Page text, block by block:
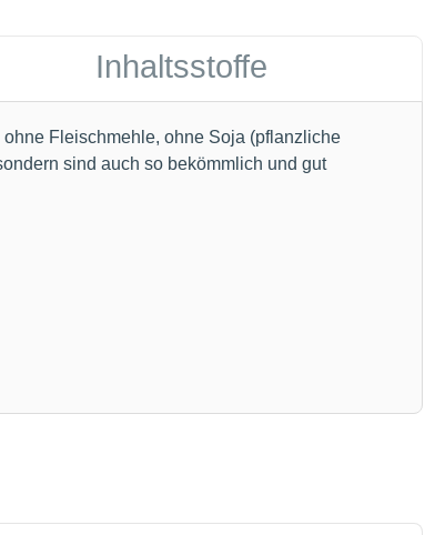
Inhaltsstoffe
Fleischmehle, ohne Soja (pflanzliche
sind auch so bekömmlich und gut